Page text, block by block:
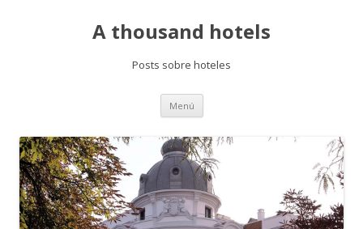
A thousand hotels
Posts sobre hoteles
Menú Saltar
contenido